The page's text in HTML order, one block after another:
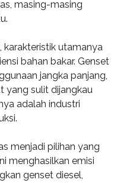
masing-masing
karakteristik utamanya
bahan bakar. Genset
jangka panjang,
sulit dijangkau
adalah industri
menjadi pilihan yang
menghasilkan emisi
genset diesel,